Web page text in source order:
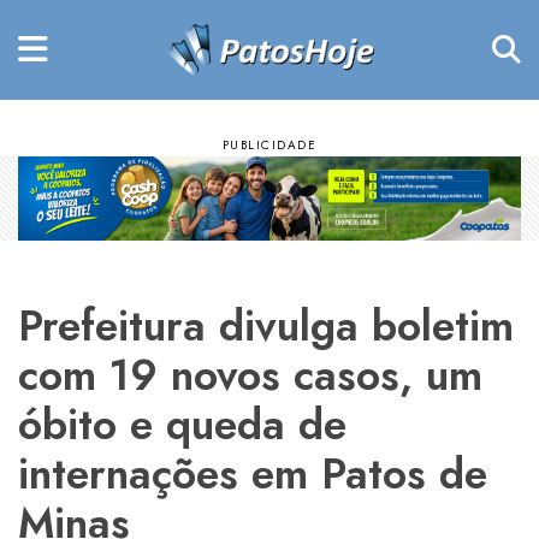
Prefeitura divulga boletim
com 19 novos casos, um
óbito e queda de
internações em Patos de
Minas